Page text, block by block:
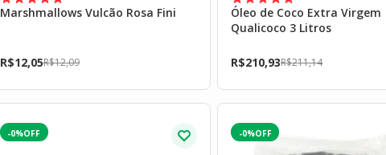
Marshmallows Vulcão Rosa Fini
R$12,09
R$12,05
Óleo de Coco Extra Virgem
Qualicoco 3 Litros
R$211,14
R$210,93
-0% -0%